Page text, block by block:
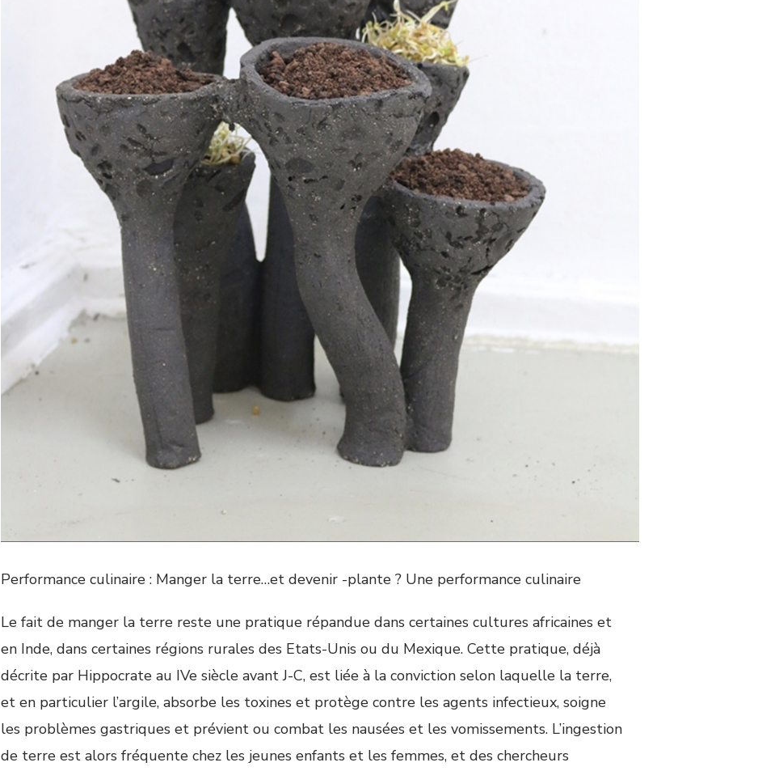
Performance culinaire : Manger la terre…et devenir -plante ? Une performance culinaire
Le fait de manger la terre reste une pratique répandue dans certaines cultures africaines et
en Inde, dans certaines régions rurales des Etats-Unis ou du Mexique. Cette pratique, déjà
décrite par Hippocrate au IVe siècle avant J-C, est liée à la conviction selon laquelle la terre,
et en particulier l’argile, absorbe les toxines et protège contre les agents infectieux, soigne
les problèmes gastriques et prévient ou combat les nausées et les vomissements. L’ingestion
de terre est alors fréquente chez les jeunes enfants et les femmes, et des chercheurs